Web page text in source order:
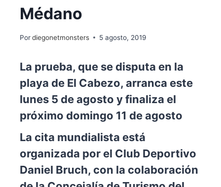
Médano
Pordiegonetmonsters 5 agosto, 2019
La prueba, que se disputa en la
playa de El Cabezo, arranca este
lunes 5 de agosto y finaliza el
próximo domingo 11 de agosto
La cita mundialista está
organizada por el Club Deportivo
Daniel Bruch, con la colaboración